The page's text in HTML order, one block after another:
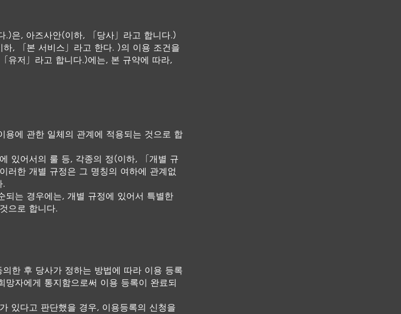
.)은, 아즈사안(이하, 「당사」라고 합니다.)
, 「본 서비스」라고 한다. )의 이용 조건을
유저」라고 합니다.)에는, 본 규약에 따라,
용에 관한 일체의 관계에 적용되는 것으로 합
있어서의 룰 등, 각종의 정(이하, 「개별 규
러한 개별 규정은 그 명칭의 여하에 관계없
되는 경우에는, 개별 규정에 있어서 특별한
으로 합니다.
한 후 당사가 정하는 방법에 따라 이용 등록
자에게 통지함으로써 이용 등록이 완료되
있다고 판단했을 경우, 이용등록의 신청을